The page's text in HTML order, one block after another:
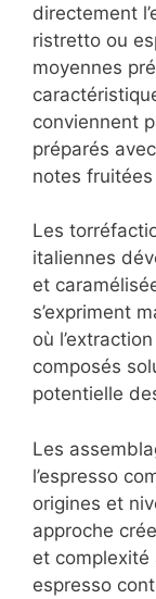
directement
ristretto ou
moyennes
conviennent
préparés
notes
Les
italiennes
et
s’expriment
où
composés
potentielle
Les
l’espresso
origines et
approche
et complexité
espresso